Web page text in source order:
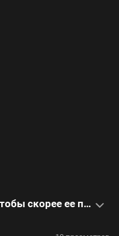
Что исправить в квартире, чтобы скорее ее продать или сдать, — видео с советами эксперта